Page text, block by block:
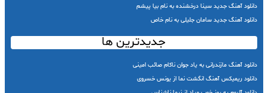
دانلود آهنگ جدید سینا درخشنده به نام بیا پیشم
دانلود آهنگ جدید سامان جلیلی به نام خاص
جدیدترین ها
دانلود آهنگ مازندرانی به یاد جوان ناکام صائب امینی
دانلود ریمیکس آهنگ انگشت نما از یونس خسروی